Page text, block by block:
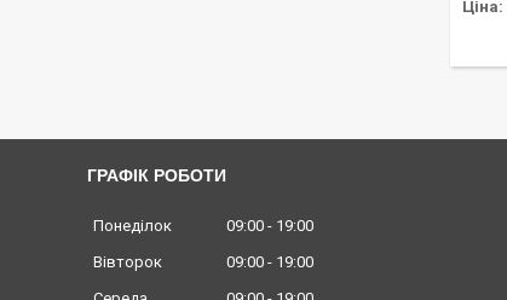
Ціна:
ГРАФІК РОБОТИ
Понеділок 09:00
19:00
Вівторок
09:00
19:00